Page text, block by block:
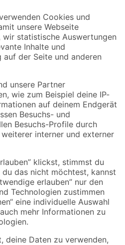
und Aktionen mehr verpassen!
Versandarten